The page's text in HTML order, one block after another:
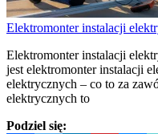
Elektromonter instalacji
Elektromonter instalacji
jest elektromonter instalacji
elektrycznych – co to za
elektrycznych to
Podziel się: